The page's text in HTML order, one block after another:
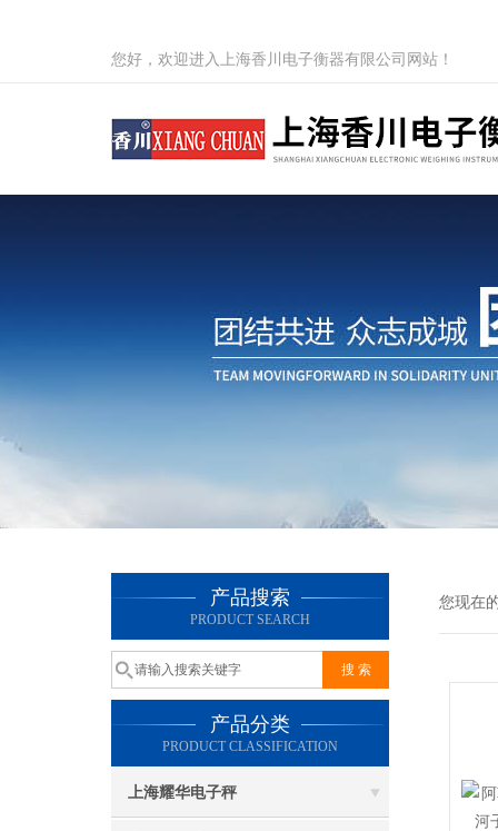
您好，欢迎进入上海香川电子衡器有限公司网站！
产品搜索
PRODUCT SEARCH
产品分类
PRODUCT CLASSIFICATION
上海耀华电子秤
您现在